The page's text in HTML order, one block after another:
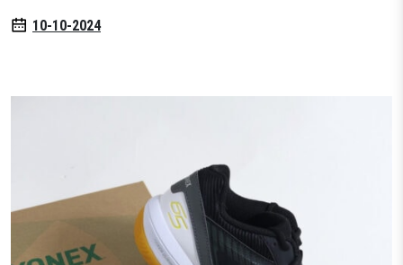
Аксесуари
Волани
Намотки
SALE10-10-2024